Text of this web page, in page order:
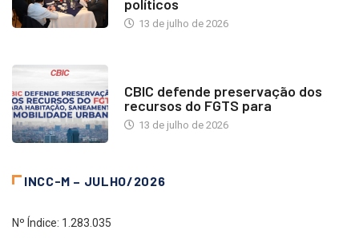
políticos
13 de julho de 2026
CBIC defende preservação dos
recursos do FGTS para
13 de julho de 2026
INCC-M – JULHO/2026
Nº Índice: 1.283.035